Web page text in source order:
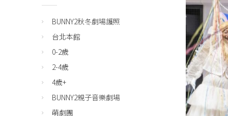
BUNNY2秋冬劇場護照
台北本館
0-2歲
2-4歲
4歲+
BUNNY2親子音樂劇場
萌劇團